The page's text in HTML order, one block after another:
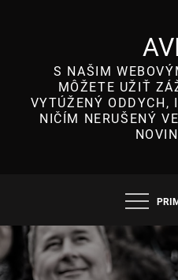
S NAŠIM
MÔŽETE UŽIŤ
VYTÚŽENÝ ODDYCH,
NIČÍM NERUŠENÝ